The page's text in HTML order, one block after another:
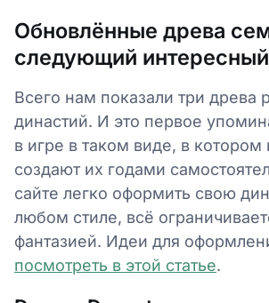
Обновлённые древа
следующий
Всего нам показали три древа
династий. И это первое
в игре в таком виде, в котором
создают их годами
сайте легко оформить свою
любом стиле, всё
фантазией. Идеи для
посмотреть в этой статье.